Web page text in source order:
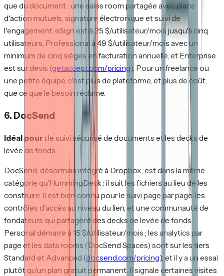
que du document : une sales room partagée avec plans
d'action mutuels, signature électronique et suivi de
l'engagement. eSign est à 25 $/utilisateur/mois jusqu'à cinq
utilisateurs, Professional à 49 $/utilisateur/mois avec un
minimum de cinq sièges en facturation annuelle, et Enterprise
est sur devis (getaccept.com/pricing). Pour un freelance ou
une petite équipe, c'est plus de plateforme, et plus de coût,
que ce que le besoin réclame.
6. DocSend
Idéal pour : le suivi sécurisé de documents et les decks de
levée de fonds.
DocSend, désormais intégré à Dropbox, est dans la même
catégorie qu'HummingDeck : il suit les fichiers au lieu de les
construire. Il est bien connu pour le suivi page par page, les
contrôles d'accès au niveau du lien, et une communauté de
fondateurs qui partagent des decks de levée de fonds.
Personal démarre à 15 $/utilisateur/mois ; les analytics par
page et les data rooms (DocSend Spaces) sont sur les tiers
Standard et Advanced (docsend.com/pricing), et il y a un essai
plutôt qu'un plan gratuit permanent. Il signale certaines visites